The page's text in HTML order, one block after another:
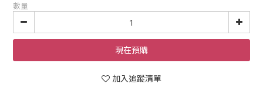
數量
現在預購
加入追蹤清單